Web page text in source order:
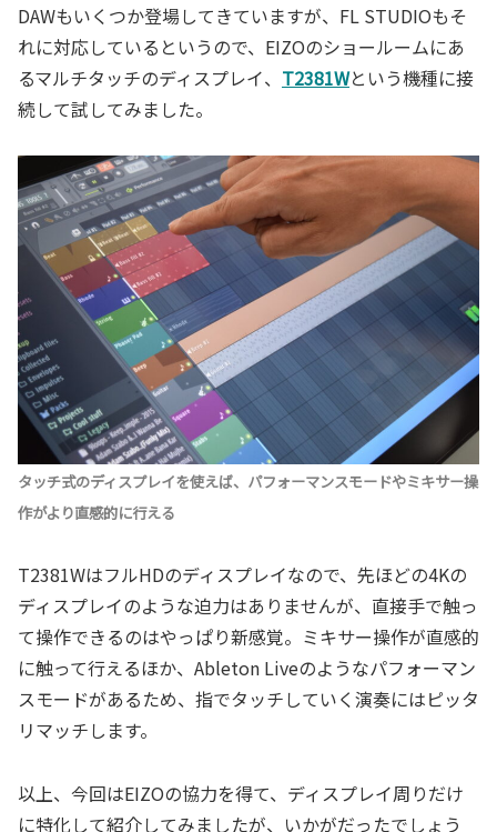
DAWもいくつか登場してきていますが、FL STUDIOもそ
れに対応しているというので、EIZOのショールームにあ
るマルチタッチのディスプレイ、 T2381Wという機種に接
続して試してみました。
タッチ式のディスプレイを使えば、パフォーマンスモードやミキサー操
作がより直感的に行える
T2381WはフルHDのディスプレイなので、先ほどの4Kの
ディスプレイのような迫力はありませんが、直接手で触っ
て操作できるのはやっぱり新感覚。ミキサー操作が直感的
に触って行えるほか、Ableton Liveのようなパフォーマン
スモードがあるため、指でタッチしていく演奏にはピッタ
リマッチします。
以上、今回はEIZOの協力を得て、ディスプレイ周りだけ
に特化して紹介してみましたが、いかがだったでしょう